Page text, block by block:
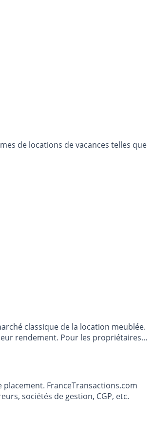
de locations de vacances telles que
classique de la location meublée.
rendement. Pour les propriétaires,
FranceTransactions.com
sociétés de gestion, CGP, etc.